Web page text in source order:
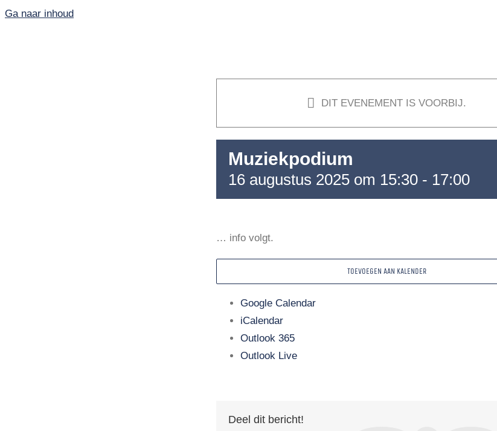
Ga naar inhoud
DIT EVENEMENT IS VOORBIJ.
Muziekpodium
16 augustus 2025 om 15:30 - 17:00
… info volgt.
TOEVOEGEN AAN KALENDER
Google Calendar
iCalendar
Outlook 365
Outlook Live
Deel dit bericht!